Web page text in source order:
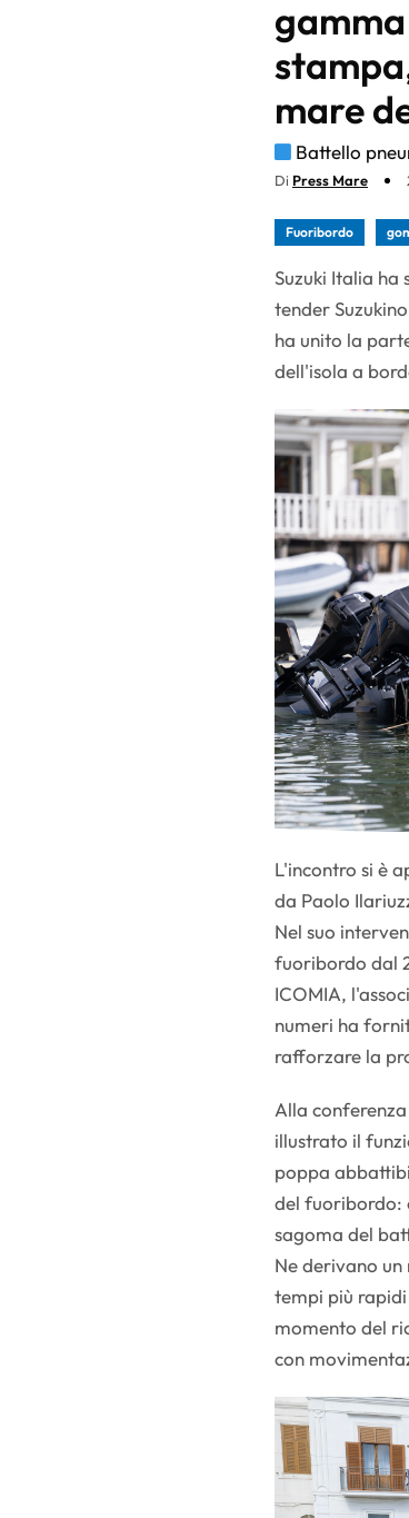
mare
Battello
Di Press Mare
Fuoribordo
Suzuki Italia ha
tender
ha unito la
dell'isola a
L'incontro si è
da Paolo
Nel suo
fuoribordo dal
ICOMIA,
numeri ha
rafforzare la
Alla
illustrato il
poppa
del fuoribordo:
sagoma del
Ne derivano
tempi più
momento del
con